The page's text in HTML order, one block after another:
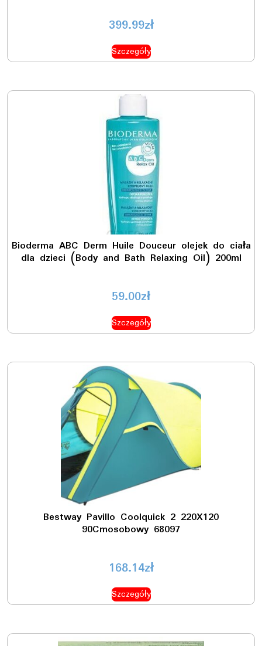
399.99zł
Szczegóły
Bioderma ABC Derm Huile Douceur olejek do ciała
dla dzieci (Body and Bath Relaxing Oil) 200ml
59.00zł
Szczegóły
Bestway Pavillo Coolquick 2 220X120
90Cmosobowy 68097
168.14zł
Szczegóły